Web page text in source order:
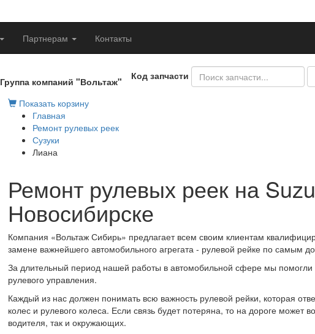
Партнерам Контакты
Группа компаний "Вольтаж"
Код запчасти
Показать корзину
Главная
Ремонт рулевых реек
Сузуки
Лиана
Ремонт рулевых реек на
Новосибирске
Компания «Вольтаж Сибирь» предлагает всем своим клиентам
замене важнейшего автомобильного агрегата - рулевой рейке по самым
За длительный период нашей работы в автомобильной сфере мы помогли
рулевого управления.
Каждый из нас должен понимать всю важность рулевой рейки, которая
колес и рулевого колеса. Если связь будет потеряна, то на дороге может
водителя, так и окружающих.